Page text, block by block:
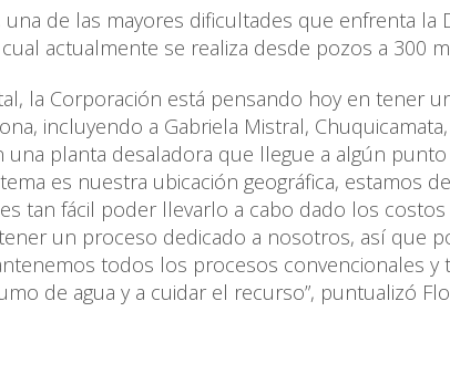
una de las mayores dificultades que enfrenta la
actualmente se realiza desde pozos a 300
la Corporación está pensando hoy en tener
incluyendo a Gabriela Mistral,
una planta desaladora que llegue a algún
es nuestra ubicación geográfica, estamos
tan fácil poder llevarlo a cabo dado los
un proceso dedicado a nosotros, así que
todos los procesos convencionales
de agua y a cuidar el recurso”, puntualizó